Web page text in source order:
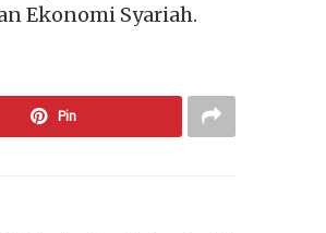
Ekonomi Syariah.
Pin